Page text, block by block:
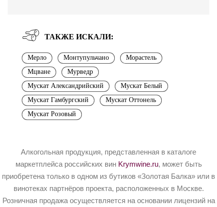
ТАКЖЕ ИСКАЛИ:
Мерло Монтупульчано
Морастель
Мцване
Мурведр
Мускат Александрийский
Мускат Белый
Мускат Гамбургский
Мускат Оттонель
Мускат Розовый
Алкогольная продукция, представленная в каталоге
маркетплейса российских вин Krymwine.ru, может быть
приобретена только в одном из бутиков «Золотая Балка» или в
винотеках партнёров проекта, расположенных в Москве.
Розничная продажа осуществляется на основании лицензий на